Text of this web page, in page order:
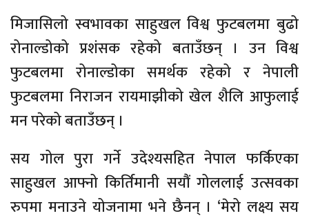
मिजासिलो स्वभावका साहुखल विश्व फुटबलमा बुढो
रोनाल्डोको प्रशंसक रहेको बताउँछन् । उन विश्व
फुटबलमा रोनाल्डोका समर्थक रहेको र नेपाली
फुटबलमा निराजन रायमाझीको खेल शैलि आफुलाई
मन परेको बताउँछन् ।
सय गोल पुरा गर्ने उदेश्यसहित नेपाल फर्किएका
साहुखल आफ्नो किर्तिमानी सयौं गोललाई उत्सवका
रुपमा मनाउने योजनामा भने छैनन् । ‘मेरो लक्ष्य सय